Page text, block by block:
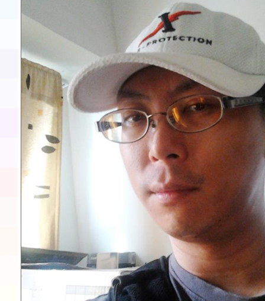
展演活動實施計畫」
請一案